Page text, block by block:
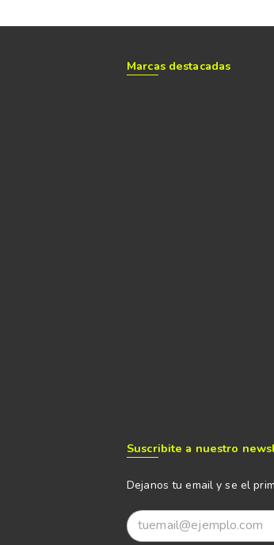
Marcas destacadas
Suscribite a nuestro
Dejanos tu email y se el